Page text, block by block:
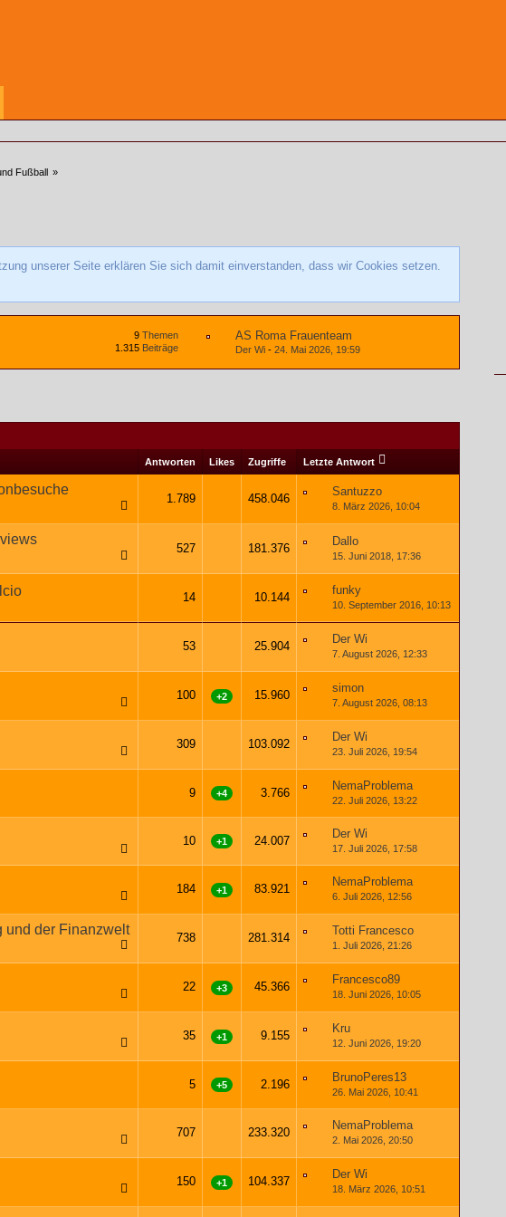
Fußball »
unserer Seite erklären Sie sich damit einverstanden, dass wir Cookies setzen.
Themen
9
Beiträge
1.315
AS Roma Frauenteam
Der Wi- 24. Mai 2026, 19:59
Antworten Likes Zugriffe Letzte Antwort
1.789 458.046
Santuzzo
8. März 2026, 10:04
527 181.376
Dallo
15. Juni 2018, 17:36
14 10.144
funky
10. September 2016, 10:13
53 25.904
Der Wi
7. August 2026, 12:33
100 +2 15.960
simon
7. August 2026, 08:13
309 103.092
Der Wi
23. Juli 2026, 19:54
9 +4 3.766
NemaProblema
22. Juli 2026, 13:22
10 +1 24.007
Der Wi
17. Juli 2026, 17:58
184 +1 83.921
NemaProblema
6. Juli 2026, 12:56
und der Finanzwelt
738 281.314
Totti Francesco
1. Juli 2026, 21:26
22 +3 45.366
Francesco89
18. Juni 2026, 10:05
35 +1 9.155
Kru
12. Juni 2026, 19:20
5 +5 2.196
BrunoPeres13
26. Mai 2026, 10:41
707 233.320
NemaProblema
2. Mai 2026, 20:50
150 +1 104.337
Der Wi
18. März 2026, 10:51